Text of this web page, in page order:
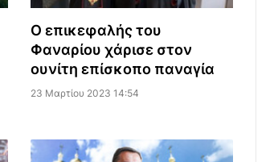
Ο επικεφαλής του
Φαναρίου χάρισε στον
ουνίτη επίσκοπο παναγία
23 Μαρτίου 2023 14:54